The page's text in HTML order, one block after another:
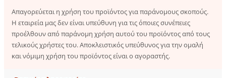
Απαγορεύεται η χρήση του προϊόντος για παράνομους σκοπούς.
Η εταιρεία μας δεν είναι υπεύθυνη για τις όποιες συνέπειες
προέλθουν από παράνομη χρήση αυτού του προϊόντος από τους
τελικούς χρήστες του. Αποκλειστικός υπεύθυνος για την ομαλή
και νόμιμη χρήση του προϊόντος είναι ο αγοραστής.